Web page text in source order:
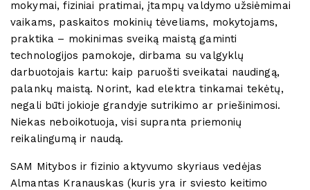
mokymai, fiziniai pratimai, įtampų valdymo užsiėmimai
vaikams, paskaitos mokinių tėveliams, mokytojams,
praktika – mokinimas sveiką maistą gaminti
technologijos pamokoje, dirbama su valgyklų
darbuotojais kartu: kaip paruošti sveikatai naudingą,
palankų maistą. Norint, kad elektra tinkamai tekėtų,
negali būti jokioje grandyje sutrikimo ar priešinimosi.
Niekas neboikotuoja, visi supranta priemonių
reikalingumą ir naudą.
SAM Mitybos ir fizinio aktyvumo skyriaus vedėjas
Almantas Kranauskas (kuris yra ir sviesto keitimo